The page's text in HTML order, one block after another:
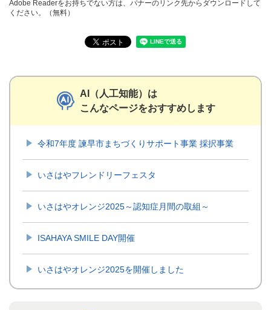
Adobe Readerをお持ちでない方は、バナーのリンク先からダウンロードして
ください。（無料）
AI（人工知能）は
こんなページをおすすめします
令和7年度 諫早市まちづくりサポート事業 採択事業
いさはやフレンドリーフェスタ
いさはやオレンジ2025～認知症月間の取組～
ISAHAYA SMILE DAY開催
いさはやオレンジ2025を開催しました